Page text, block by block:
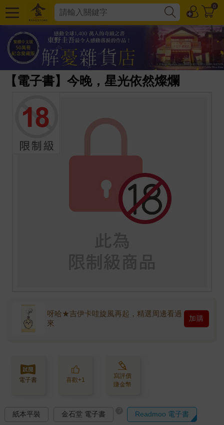
0
【電子書】今晚，星光依然燦爛
呀哈★吉伊卡哇旋風再起，精選周邊看過
來
加購
電子書 喜歡+1
寫評價
賺金幣
紙本平裝 金石堂 電子書 Readmoo 電子書